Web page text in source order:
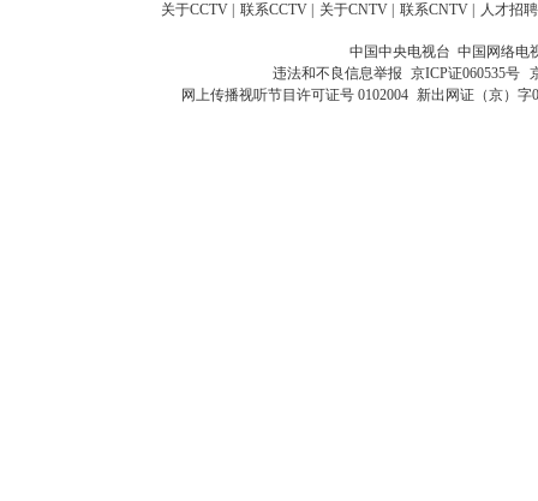
关于CCTV 联系CCTV 关于CNTV 联系CNTV 人才招聘
中国中央电视台 中国网络电
违法和不良信息举报 京ICP证060535号
网上传播视听节目许可证号 0102004 新出网证（京）